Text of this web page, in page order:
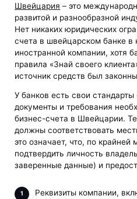
Швейцария – это
развитой и разнообразной
Нет никаких юридических
счета в швейцарском банке в
иностранной компании, хотя
правила «Знай своего
источник средств был
У банков есть свои стандарты
документы и требования
бизнес-счета в Швейцарии.
должны соответствовать
это означает, что, по крайней
подтвердить личность
заверенные данные) и
Реквизиты компании,